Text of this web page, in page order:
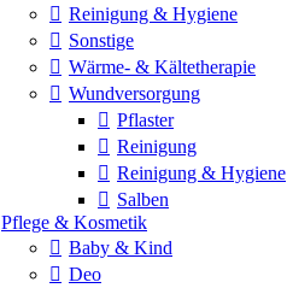
Reinigung & Hygiene
Sonstige
Wärme- & Kältetherapie
Wundversorgung
Pflaster
Reinigung
Reinigung & Hygiene
Salben
Pflege & Kosmetik
Baby & Kind
Deo